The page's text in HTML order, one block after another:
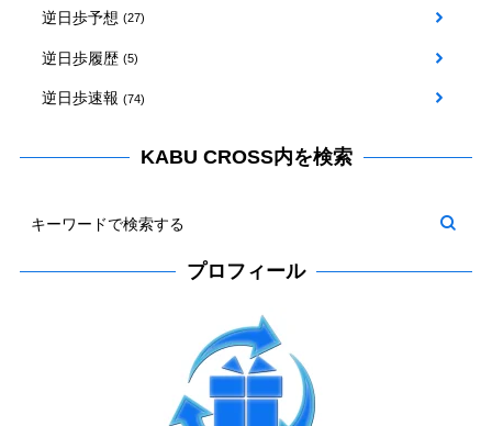
逆日歩予想 (27)
逆日歩履歴 (5)
逆日歩速報 (74)
KABU CROSS内を検索
プロフィール